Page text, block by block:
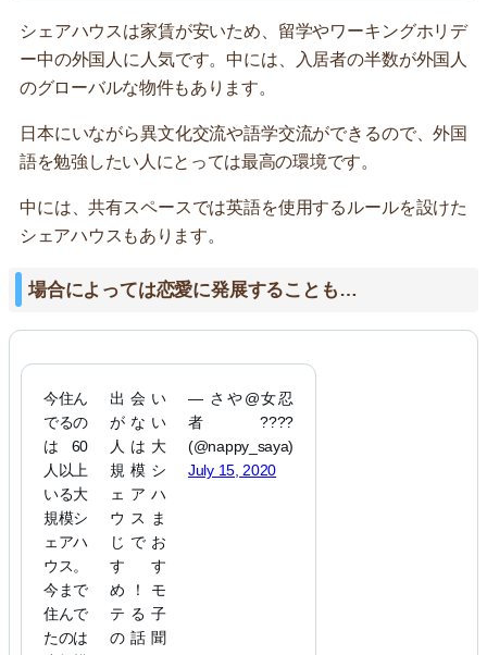
シェアハウスは家賃が安いため、留学やワーキングホリデ
ー中の外国人に人気です。中には、入居者の半数が外国人
のグローバルな物件もあります。
日本にいながら異文化交流や語学交流ができるので、外国
語を勉強したい人にとっては最高の環境です。
中には、共有スペースでは英語を使用するルールを設けた
シェアハウスもあります。
場合によっては恋愛に発展することも…
今住ん
でるの
は60
人以上
いる大
規模シ
ェアハ
ウス。
今まで
住んで
たのは
出会い
がない
人は大
規模シ
ェアハ
ウスま
じでお
すす
め！モ
テる子
の話聞
— さや@女忍
者????
(@nappy_saya)
July 15, 2020